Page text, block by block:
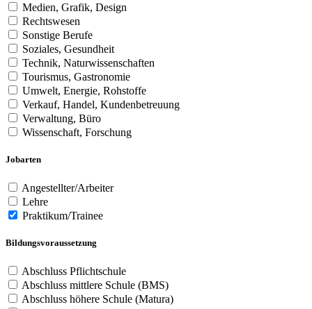
Medien, Grafik, Design
Rechtswesen
Sonstige Berufe
Soziales, Gesundheit
Technik, Naturwissenschaften
Tourismus, Gastronomie
Umwelt, Energie, Rohstoffe
Verkauf, Handel, Kundenbetreuung
Verwaltung, Büro
Wissenschaft, Forschung
Jobarten
Angestellter/Arbeiter
Lehre
Praktikum/Trainee
Bildungsvoraussetzung
Abschluss Pflichtschule
Abschluss mittlere Schule (BMS)
Abschluss höhere Schule (Matura)